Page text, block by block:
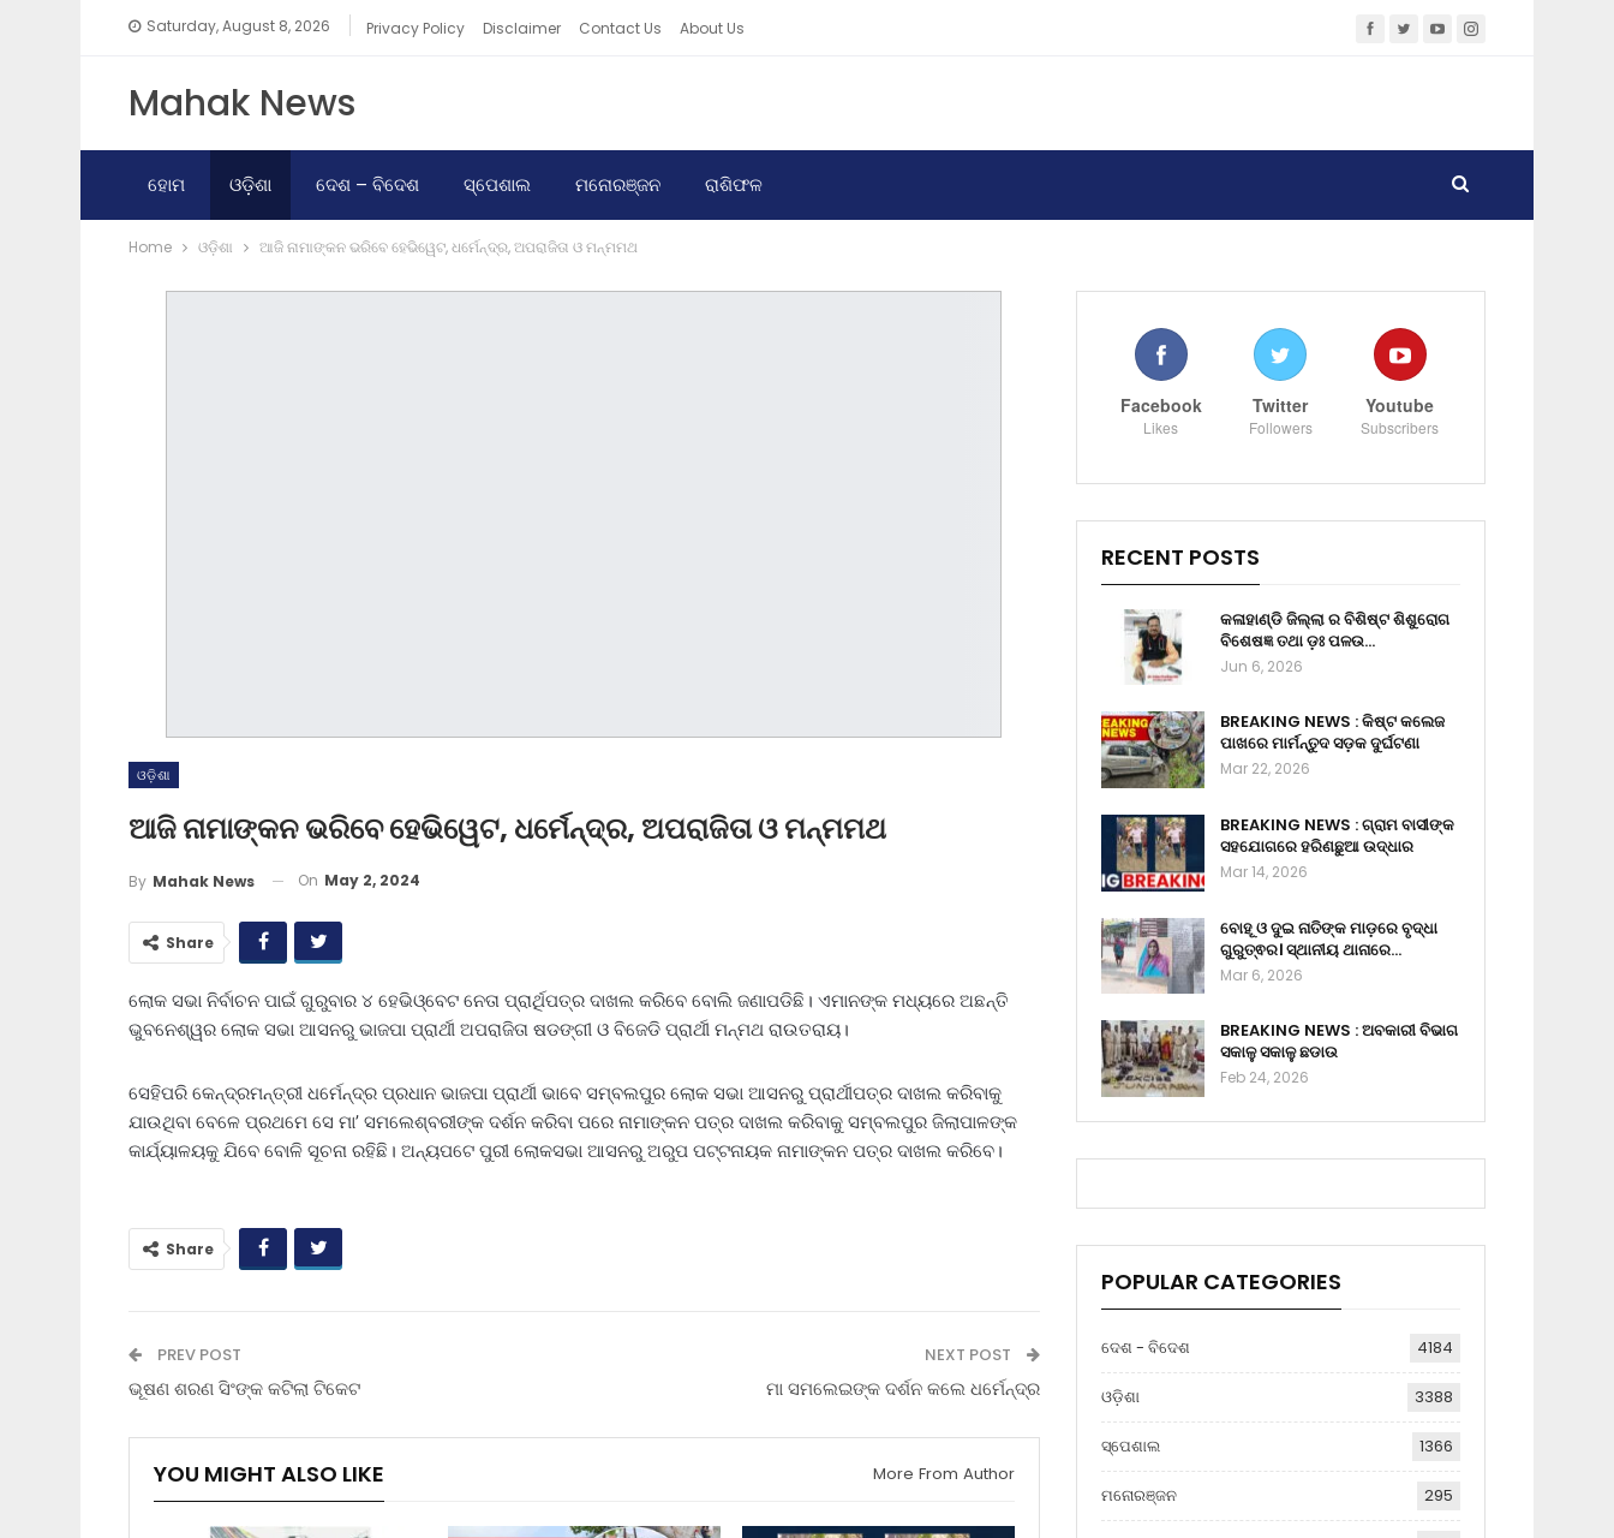
Saturday, August 8, 2026 Privacy Policy Disclaimer Contact Us About Us
Mahak News
ହୋମ ଓଡ଼ିଶା ଦେଶ – ବିଦେଶ ସ୍ପେଶାଲ ମନୋରଞ୍ଜନ ରାଶିଫଳ
Home ଓଡ଼ିଶା ଆଜି ନାମାଙ୍କନ ଭରିବେ ହେଭିୱେଟ, ଧର୍ମେନ୍ଦ୍ର, ଅପରାଜିତା ଓ ମନ୍ମମଥ
ଓଡ଼ିଶା
ଆଜି ନାମାଙ୍କନ ଭରିବେ ହେଭିୱେଟ, ଧର୍ମେନ୍ଦ୍ର, ଅପରାଜିତା ଓ ମନ୍ମମଥ
By Mahak News On May 2, 2024
Share
ଲୋକ ସଭା ନିର୍ବାଚନ ପାଇଁ ଗୁରୁବାର ୪ ହେଭିଓ୍ବେଟ ନେତା ପ୍ରାର୍ଥିପତ୍ର ଦାଖଲ କରିବେ ବୋଲି ଜଣାପଡିଛି। ଏମାନଙ୍କ ମଧ୍ୟରେ ଅଛନ୍ତି
ଭୁବନେଶ୍ୱର ଲୋକ ସଭା ଆସନରୁ ଭାଜପା ପ୍ରାର୍ଥୀ ଅପରାଜିତା ଷଡଙ୍ଗୀ ଓ ବିଜେଡି ପ୍ରାର୍ଥୀ ମନ୍ମଥ ରାଉତରାୟ।
ସେହିପରି କେନ୍ଦ୍ରମନ୍ତ୍ରୀ ଧର୍ମେନ୍ଦ୍ର ପ୍ରଧାନ ଭାଜପା ପ୍ରାର୍ଥୀ ଭାବେ ସମ୍ବଲପୁର ଲୋକ ସଭା ଆସନରୁ ପ୍ରାର୍ଥୀପତ୍ର ଦାଖଲ କରିବାକୁ
ଯାଉଥିବା ବେଳେ ପ୍ରଥମେ ସେ ମା’ ସମଲେଶ୍ବରୀଙ୍କ ଦର୍ଶନ କରିବା ପରେ ନାମାଙ୍କନ ପତ୍ର ଦାଖଲ କରିବାକୁ ସମ୍ବଲପୁର ଜିଲାପାଳଙ୍କ
କାର୍ଯ୍ୟାଳୟକୁ ଯିବେ ବୋଳି ସୂଚନା ରହିଛି। ଅନ୍ୟପଟେ ପୁରୀ ଲୋକସଭା ଆସନରୁ ଅରୁପ ପଟ୍ଟନାୟକ ନାମାଙ୍କନ ପତ୍ର ଦାଖଲ କରିବେ।
Share
PREV POST
ଭୂଷଣ ଶରଣ ସିଂଙ୍କ କଟିଲା ଟିକେଟ
NEXT POST
ମା ସମଲେଇଙ୍କ ଦର୍ଶନ କଲେ ଧର୍ମେନ୍ଦ୍ର
YOU MIGHT ALSO LIKE More From Author
Facebook
Likes
Twitter
Followers
Youtube
Subscribers
RECENT POSTS
କଳାହାଣ୍ଡି ଜିଲ୍ଲା ର ବିଶିଷ୍ଟ ଶିଶୁରୋଗ
ବିଶେଷଜ୍ଞ ତଥା ଡ଼ଃ ପଳଉ…
Jun 6, 2026
BREAKING NEWS : କିଷ୍ଟ କଲେଜ
ପାଖରେ ମାର୍ମନ୍ତୁଦ ସଡ଼କ ଦୁର୍ଘଟଣା
Mar 22, 2026
BREAKING NEWS : ଗ୍ରାମ ବାସୀଙ୍କ
ସହଯୋଗରେ ହରିଣଛୁଆ ଉଦ୍ଧାର
Mar 14, 2026
ବୋହୂ ଓ ଦୁଇ ନାତିଙ୍କ ମାଡ଼ରେ ବୃଦ୍ଧା
ଗୁରୁତ୍ଵର। ସ୍ଥାନୀୟ ଥାନାରେ…
Mar 6, 2026
BREAKING NEWS : ଅବକାରୀ ବିଭାଗ
ସକାଳୁ ସକାଳୁ ଛଡାଉ
Feb 24, 2026
POPULAR CATEGORIES
ଦେଶ - ବିଦେଶ 4184
ଓଡ଼ିଶା 3388
ସ୍ପେଶାଲ 1366
ମନୋରଞ୍ଜନ 295